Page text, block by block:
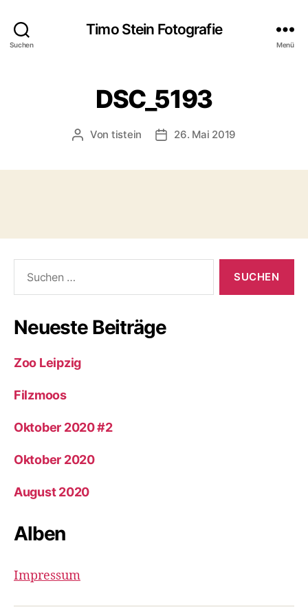
Suchen
Timo Stein Fotografie
Menü
DSC_5193
Beitragsautor
Von tistein Veröffentlichungsdatum
26. Mai 2019
nach:
Neueste Beiträge
Zoo Leipzig
Filzmoos
Oktober 2020 #2
Oktober 2020
August 2020
Alben
Impressum